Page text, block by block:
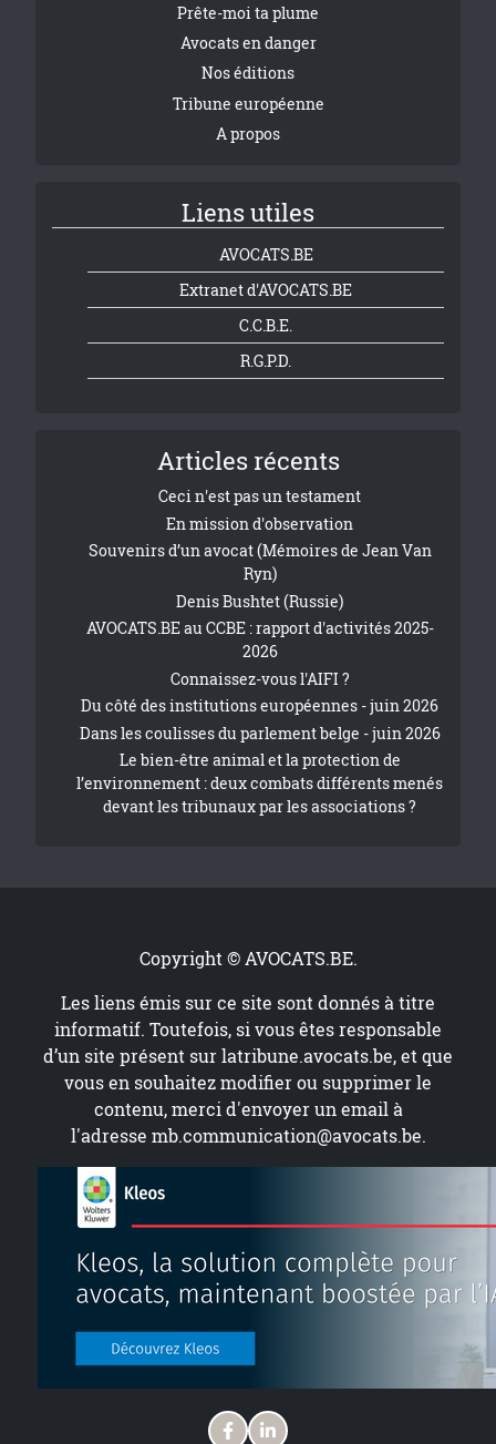
Prête-moi ta plume
Avocats en danger
Nos éditions
Tribune européenne
A propos
Liens utiles
AVOCATS.BE
Extranet d'AVOCATS.BE
C.C.B.E.
R.G.P.D.
Articles récents
Ceci n'est pas un testament
En mission d'observation
Souvenirs d’un avocat (Mémoires de Jean Van
Ryn)
Denis Bushtet (Russie)
AVOCATS.BE au CCBE : rapport d'activités 2025-
2026
Connaissez-vous l'AIFI ?
Du côté des institutions européennes - juin 2026
Dans les coulisses du parlement belge - juin 2026
Le bien-être animal et la protection de
l’environnement : deux combats différents menés
devant les tribunaux par les associations ?
Copyright © AVOCATS.BE.
Les liens émis sur ce site sont donnés à titre
informatif. Toutefois, si vous êtes responsable
d’un site présent surlatribune.avocats.be, et que
vous en souhaitez modifier ou supprimer le
contenu, merci d'envoyer un email à
l'adresse mb.communication@avocats.be.